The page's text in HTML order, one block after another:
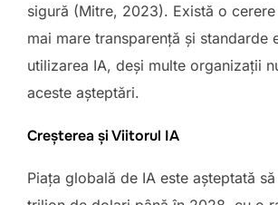
sigură (Mitre, 2023). Există o
mai mare transparență și standarde
utilizarea IA, deși multe organizații
aceste așteptări.
Creșterea și Viitorul IA
Piața globală de IA este așteptată să